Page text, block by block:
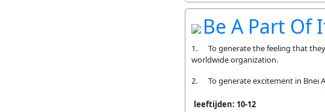
Be A Part Of
1. To generate the feeling that
worldwide organization.
2. To generate excitement in Bnei
leeftijden: 10-12